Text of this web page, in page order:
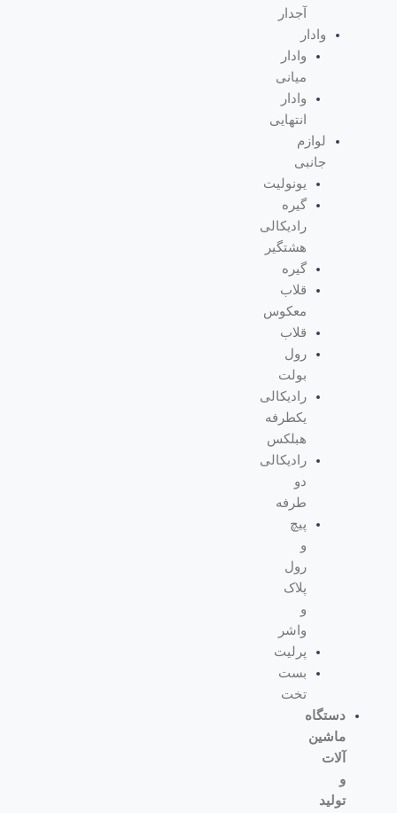
آجدار
وادار
وادار
میانی
وادار
انتهایی
لوازم
جانبی
یونولیت
گیره
رادیکالی
هشتگیر
گیره
قلاب
معکوس
قلاب
رول
بولت
رادیکالی
یکطرفه
هبلکس
رادیکالی
دو
طرفه
پیچ
و
رول
پلاک
و
واشر
پرلیت
بست
تخت
دستگاه
ماشین
آلات
و
تولید